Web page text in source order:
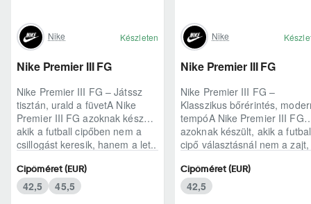
Nike Készleten
Nike Premier III FG
Nike Premier III FG – Játssz
tisztán, urald a füvetA Nike
Premier III FG azoknak készült,
akik a futball cipőben nem a
csillogást keresik, hanem a let..
Cipőméret (EUR)
42,5 45,5
Nike
Nike Premier III FG
Nike Premier III FG –
Klasszikus bőrérintés,
tempóA Nike Premier III FG
azoknak készült, akik a
cipő választásnál nem a zajt,
Cipőméret (EUR)
42,5